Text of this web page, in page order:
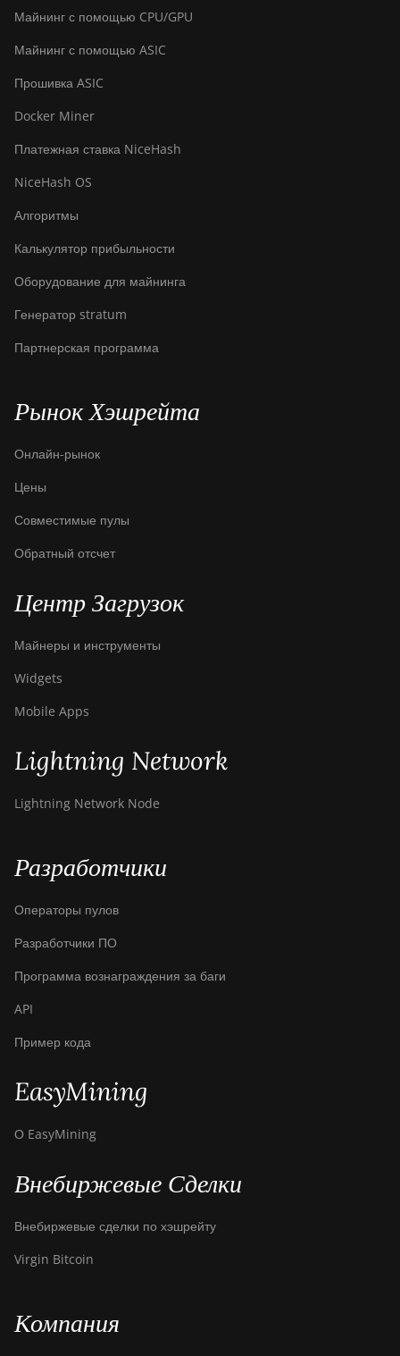
Майнинг с помощью CPU/GPU
Майнинг с помощью ASIC
Прошивка ASIC
Docker Miner
Платежная ставка NiceHash
NiceHash OS
Алгоритмы
Калькулятор прибыльности
Оборудование для майнинга
Генератор stratum
Партнерская программа
Рынок Хэшрейта
Онлайн-рынок
Цены
Совместимые пулы
Обратный отсчет
Центр Загрузок
Майнеры и инструменты
Widgets
Mobile Apps
Lightning Network
Lightning Network Node
Разработчики
Операторы пулов
Разработчики ПО
Программа вознаграждения за баги
API
Пример кода
EasyMining
О EasyMining
Внебиржевые Сделки
Внебиржевые сделки по хэшрейту
Virgin Bitcoin
Компания